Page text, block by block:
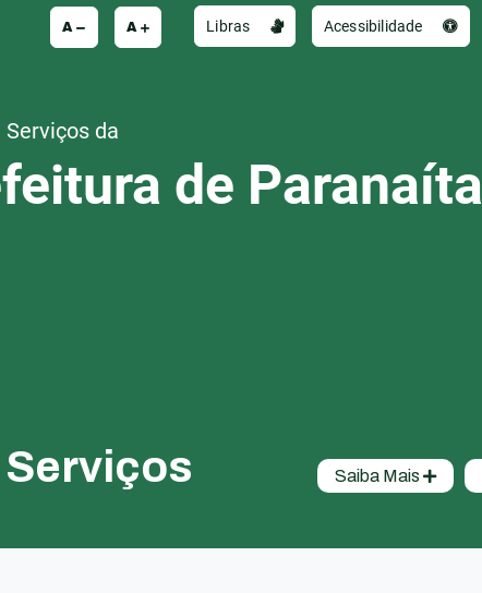
A A Libras Acessibilidade
Serviços da
de Paranaíta
Serviços Saiba Mais